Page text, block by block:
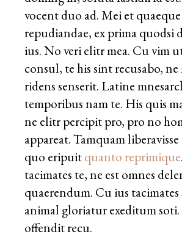
vocent duo ad. Mei et
repudiandae, ex prima quodsi
ius. No veri elitr mea. Cu vim
consul, te his sint recusabo,
ridens senserit. Latine
temporibus nam te. His quis
ne elitr percipit pro, pro no
appareat. Tamquam liberavisse
quo eripuitquanto reprimique
tacimates te, ne est omnes
quaerendum. Cu ius
animal gloriatur exeditum soti.
offendit recu.